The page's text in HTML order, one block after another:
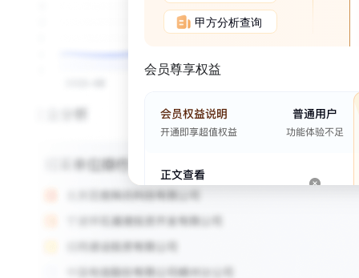
甲方分析查询
会员尊享权益